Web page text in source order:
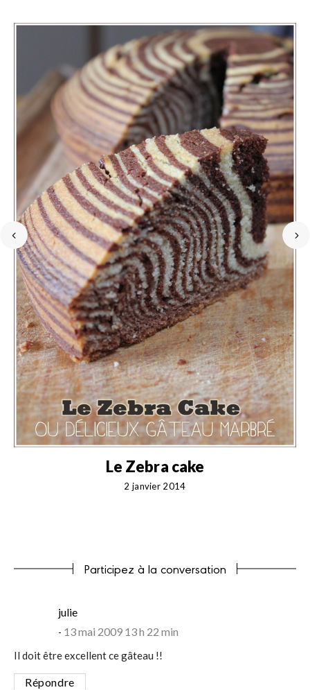
Le Zebra cake
2 janvier 2014
Participez à la conversation
juliesays:
13 mai 2009 13 h 22 min
Il doit être excellent ce gâteau !!
Répondre